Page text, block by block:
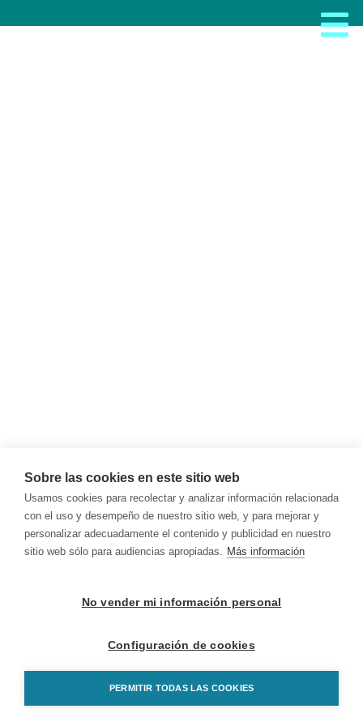
Sobre las cookies en este sitio web
Usamos cookies para recolectar y analizar información relacionada
con el uso y desempeño de nuestro sitio web, y para mejorar y
personalizar adecuadamente el contenido y publicidad en nuestro
sitio web sólo para audiencias apropiadas. Más información
No vender mi información personal
Configuración de cookies
PERMITIR TODAS LAS COOKIES